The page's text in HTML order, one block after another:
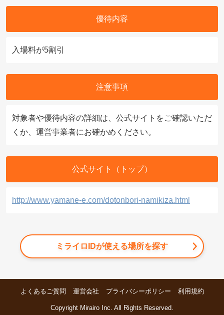
優待内容
入場料が5割引
注意事項
対象者や優待内容の詳細は、公式サイトをご確認いただ
くか、運営事業者にお確かめください。
公式サイト（トップ）
http://www.yamane-e.com/dotonbori-namikiza.html
ミライロIDが使える場所を探す
よくあるご質問 運営会社 プライバシーポリシー 利用規約
Copyright Mirairo Inc. All Rights Reserved.